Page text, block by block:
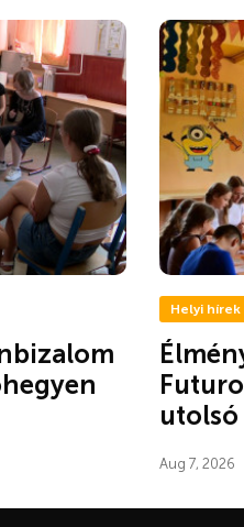
Helyi hírek
Aug 7, 2026